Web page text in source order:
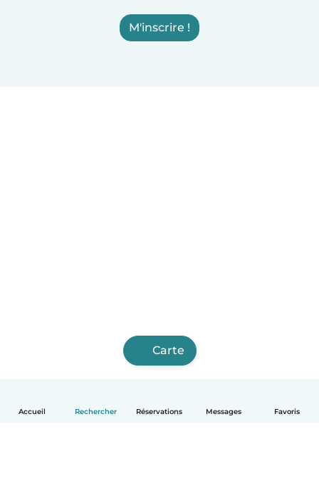
Accueil Rechercher Réservations Messages Favoris
M'inscrire !
Carte